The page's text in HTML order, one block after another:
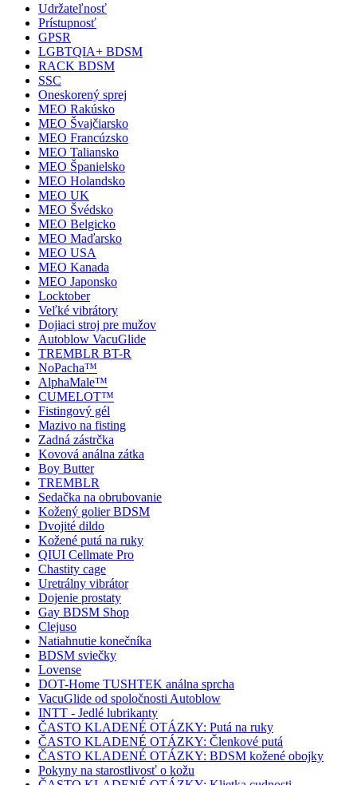
Udržateľnosť
Prístupnosť
GPSR
LGBTQIA+ BDSM
RACK BDSM
SSC
Oneskorený sprej
MEO Rakúsko
MEO Švajčiarsko
MEO Francúzsko
MEO Taliansko
MEO Španielsko
MEO Holandsko
MEO UK
MEO Švédsko
MEO Belgicko
MEO Maďarsko
MEO USA
MEO Kanada
MEO Japonsko
Locktober
Veľké vibrátory
Dojiaci stroj pre mužov
Autoblow VacuGlide
TREMBLR BT-R
NoPacha™
AlphaMale™
CUMELOT™
Fistingový gél
Mazivo na fisting
Zadná zástrčka
Kovová análna zátka
Boy Butter
TREMBLR
Sedačka na obrubovanie
Kožený golier BDSM
Dvojité dildo
Kožené putá na ruky
QIUI Cellmate Pro
Chastity cage
Uretrálny vibrátor
Dojenie prostaty
Gay BDSM Shop
Clejuso
Natiahnutie konečníka
BDSM sviečky
Lovense
DOT-Home TUSHTEK análna sprcha
VacuGlide od spoločnosti Autoblow
INTT - Jedlé lubrikanty
ČASTO KLADENÉ OTÁZKY: Putá na ruky
ČASTO KLADENÉ OTÁZKY: Členkové putá
ČASTO KLADENÉ OTÁZKY: BDSM kožené obojky
Pokyny na starostlivosť o kožu